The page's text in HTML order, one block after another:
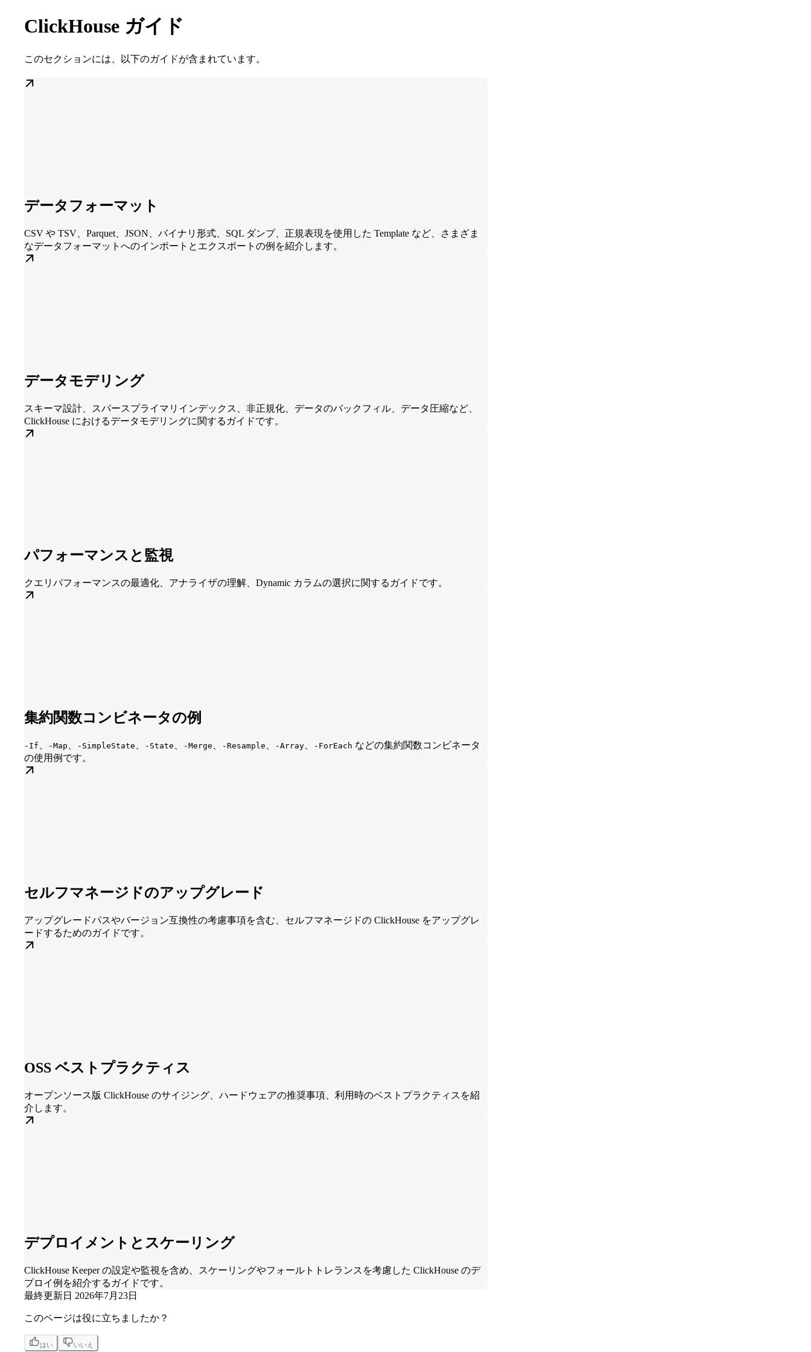
ClickHouse ガイド
このセクションには、以下のガイドが含まれています。
データフォーマット
CSV や TSV、Parquet、JSON、バイナリ形式、SQL ダンプ、正規表現を使用した Template など、さまざま
なデータフォーマットへのインポートとエクスポートの例を紹介します。
データモデリング
スキーマ設計、スパースプライマリインデックス、非正規化、データのバックフィル、データ圧縮など、
ClickHouse におけるデータモデリングに関するガイドです。
パフォーマンスと監視
クエリパフォーマンスの最適化、アナライザの理解、Dynamic カラムの選択に関するガイドです。
集約関数コンビネータの例
-If -Map -SimpleState -State -Merge -Resample -Array -ForEach などの集約関数コンビネータ
の使用例です。
セルフマネージドのアップグレード
アップグレードパスやバージョン互換性の考慮事項を含む、セルフマネージドの ClickHouse をアップグレ
ードするためのガイドです。
OSS ベストプラクティス
オープンソース版 ClickHouse のサイジング、ハードウェアの推奨事項、利用時のベストプラクティスを紹
介します。
デプロイメントとスケーリング
ClickHouse Keeper の設定や監視を含め、スケーリングやフォールトトレランスを考慮した ClickHouse のデ
プロイ例を紹介するガイドです。
最終更新日 2026年7月23日
このページは役に立ちましたか？
はい いいえ